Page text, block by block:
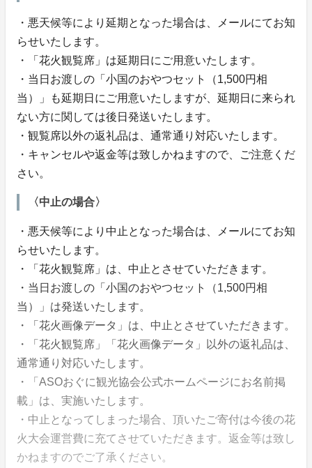
・悪天候等により延期となった場合は、メールにてお知
らせいたします。
・「花火観覧席」は延期日にご用意いたします。
・当日お渡しの「小国のおやつセット（1,500円相
当）」も延期日にご用意いたしますが、延期日に来られ
ない方に関しては後日発送いたします。
・観覧席以外の返礼品は、通常通り対応いたします。
・キャンセルや返金等は致しかねますので、ご注意くだ
さい。
〈中止の場合〉
・悪天候等により中止となった場合は、メールにてお知
らせいたします。
・「花火観覧席」は、中止とさせていただきます。
・当日お渡しの「小国のおやつセット（1,500円相
当）」は発送いたします。
・「花火画像データ」は、中止とさせていただきます。
・「花火観覧席」「花火画像データ」以外の返礼品は、
通常通り対応いたします。
・「ASOおぐに観光協会公式ホームページにお名前掲
載」は、実施いたします。
・中止となってしまった場合、頂いたご寄付は今後の花
火大会運営費に充てさせていただきます。返金等は致し
かねますのでご了承ください。